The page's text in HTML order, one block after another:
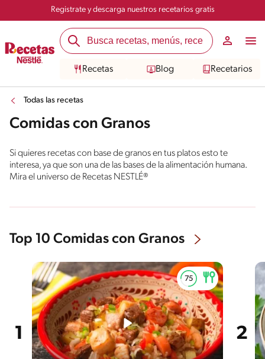
Registrate y descarga nuestros recetarios gratis
Recetas Blog Recetarios
Todas las recetas
Comidas con Granos
Si quieres recetas con base de granos en tus platos esto te
interesa, ya que son una de las bases de la alimentación humana.
Mira el universo de Recetas NESTLÉ®
Top 10 Comidas con Granos